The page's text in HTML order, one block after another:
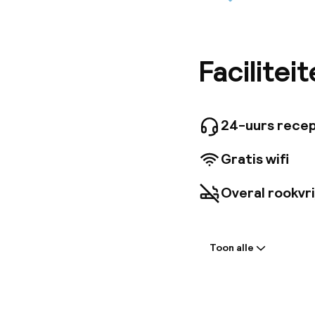
op
groot
24-uurs
Gratis wifi
Overal
Toon alle